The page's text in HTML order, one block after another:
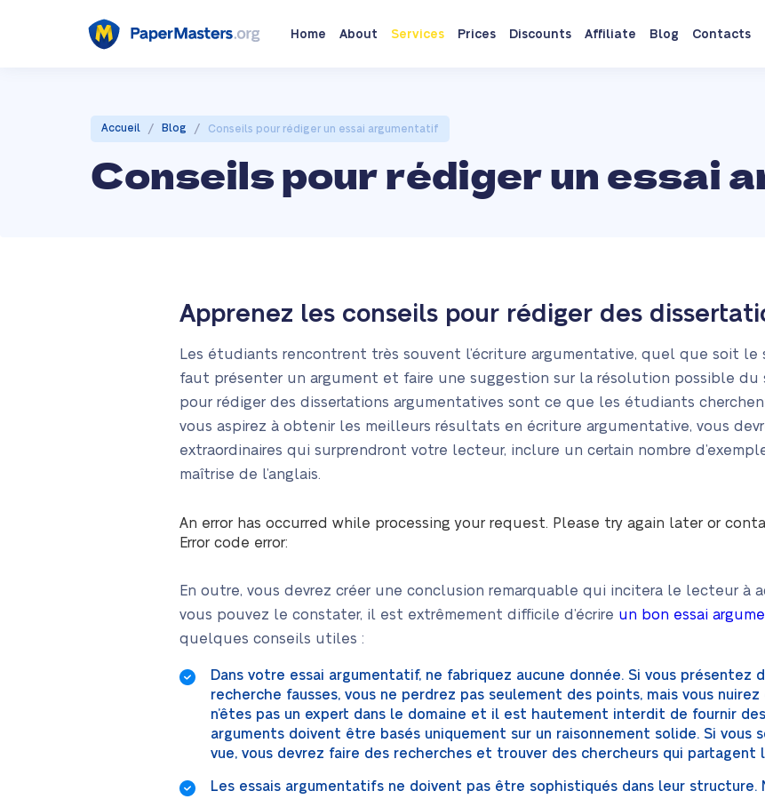
Home About Services Prices Discounts Affiliate Blog Contacts
Accueil / Blog / Conseils pour rédiger un essai argumentatif
Conseils pour rédiger un essai
Apprenez les conseils pour rédiger des
Les étudiants rencontrent très souvent l’écriture argumentative, quel que soit le
faut présenter un argument et faire une suggestion sur la résolution possible du
pour rédiger des dissertations argumentatives sont ce que les étudiants
vous aspirez à obtenir les meilleurs résultats en écriture argumentative, vous
extraordinaires qui surprendront votre lecteur, inclure un certain nombre
maîtrise de l’anglais.
An error has occurred while processing your request. Please try again later or
Error code error:
En outre, vous devrez créer une conclusion remarquable qui incitera le lecteur à
vous pouvez le constater, il est extrêmement difficile d’écrire un bon essai
quelques conseils utiles :
Dans votre essai argumentatif, ne fabriquez aucune donnée. Si vous présentez
recherche fausses, vous ne perdrez pas seulement des points, mais vous
n’êtes pas un expert dans le domaine et il est hautement interdit de fournir
arguments doivent être basés uniquement sur un raisonnement solide. Si vous
vue, vous devrez faire des recherches et trouver des chercheurs qui partagent
Les essais argumentatifs ne doivent pas être sophistiqués dans leur structure.